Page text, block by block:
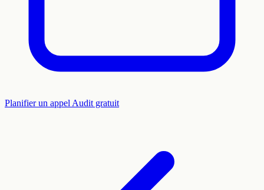
Planifier un appel Audit gratuit